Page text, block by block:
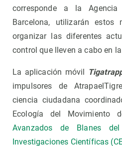
corresponde a la
Barcelona, ​​utilizarán
organizar las diferentes
control que lleven a cabo en
La aplicación móvil
impulsores de
ciencia ciudadana
Ecología del Movimiento
Avanzados de Blanes
Investigaciones Científicas